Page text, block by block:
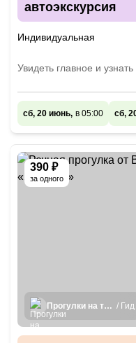
автоэкскурсия
Индивидуальная
Увидеть главное и
сб, 20 июнь, в 05:00 сб,
390 ₽
за одного
Прогулки на теплоходах / Гид